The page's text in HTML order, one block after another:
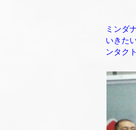
ミンダ
いきた
ンタク